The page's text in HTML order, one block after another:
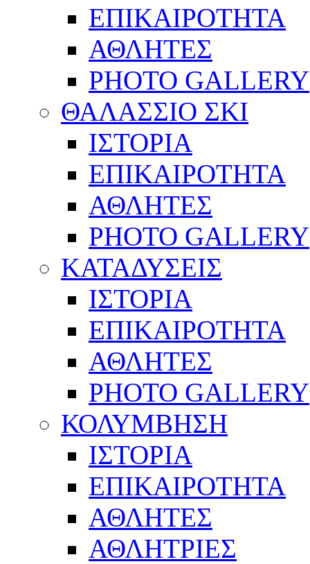
ΕΠΙΚΑΙΡΟΤΗΤΑ
ΑΘΛΗΤΕΣ
PHOTO GALLERY
ΘΑΛΑΣΣΙΟ ΣΚΙ
ΙΣΤΟΡΙΑ
ΕΠΙΚΑΙΡΟΤΗΤΑ
ΑΘΛΗΤΕΣ
PHOTO GALLERY
ΚΑΤΑΔΥΣΕΙΣ
ΙΣΤΟΡΙΑ
ΕΠΙΚΑΙΡΟΤΗΤΑ
ΑΘΛΗΤΕΣ
PHOTO GALLERY
ΚΟΛΥΜΒΗΣΗ
ΙΣΤΟΡΙΑ
ΕΠΙΚΑΙΡΟΤΗΤΑ
ΑΘΛΗΤΕΣ
ΑΘΛΗΤΡΙΕΣ